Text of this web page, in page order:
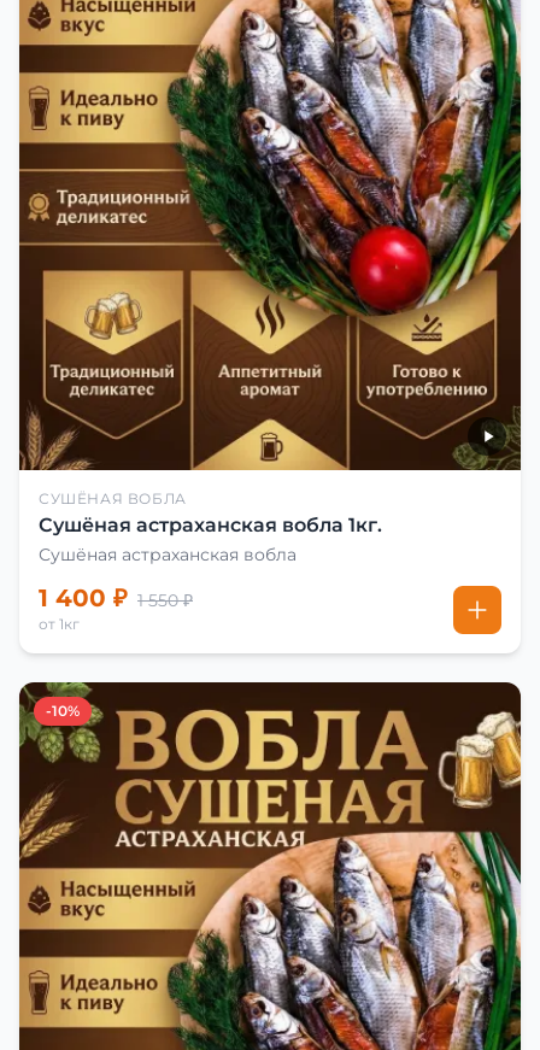
СУШЁНАЯ ВОБЛА
Сушёная астраханская вобла 1кг.
Сушёная астраханская вобла
1 400 ₽ 1 550 ₽
от 1кг
-10%